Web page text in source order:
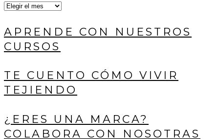
Archivos
APRENDE CON NUESTROS
CURSOS
TE CUENTO CÓMO VIVIR
TEJIENDO
¿ERES UNA MARCA?
COLABORA CON NOSOTRAS